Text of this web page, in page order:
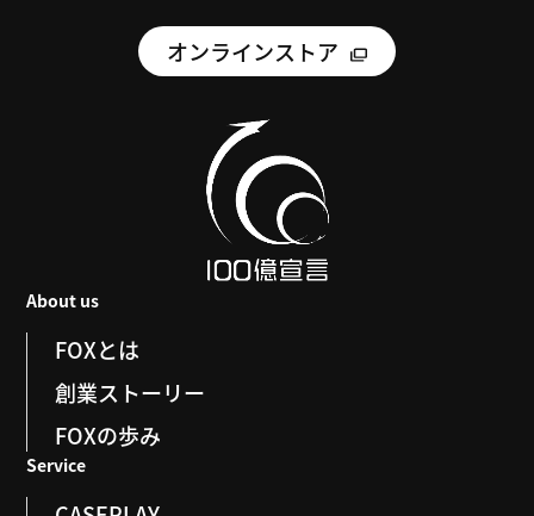
オンラインストア
About us
FOXとは
創業ストーリー
FOXの歩み
Service